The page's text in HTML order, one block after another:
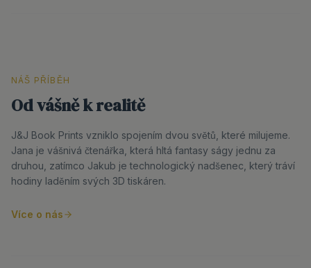
NÁŠ PŘÍBĚH
Od vášně k realitě
J&J Book Prints vzniklo spojením dvou světů, které milujeme.
Jana je vášnivá čtenářka, která hltá fantasy ságy jednu za
druhou, zatímco Jakub je technologický nadšenec, který tráví
hodiny laděním svých 3D tiskáren.
Více o nás